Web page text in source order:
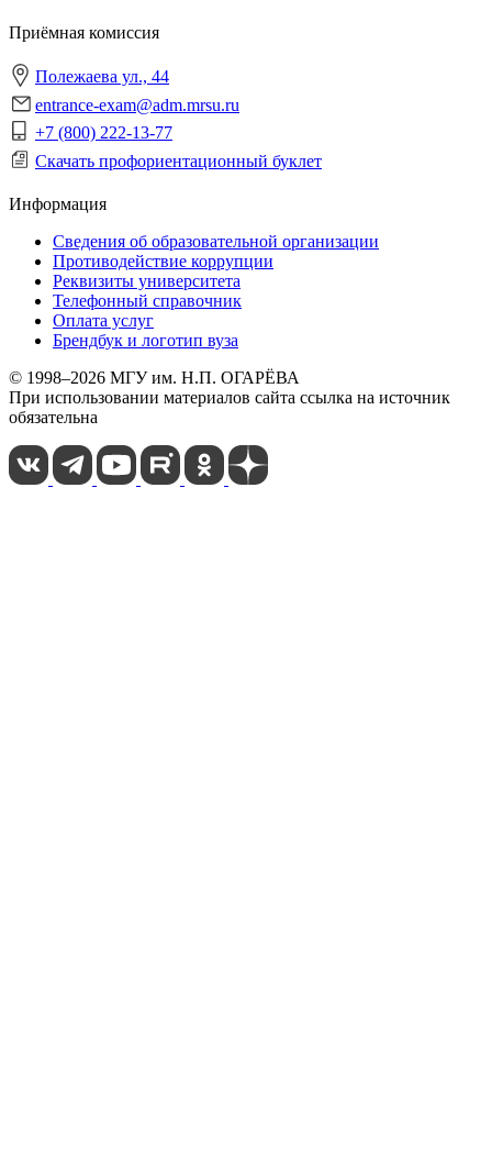
Приёмная комиссия
Полежаева ул., 44
entrance-exam@adm.mrsu.ru
+7 (800) 222-13-77
Скачать профориентационный буклет
Информация
Сведения об образовательной организации
Противодействие коррупции
Реквизиты университета
Телефонный справочник
Оплата услуг
Брендбук и логотип вуза
© 1998–2026 МГУ им. Н.П. ОГАРЁВА
При использовании материалов сайта ссылка на источник
обязательна